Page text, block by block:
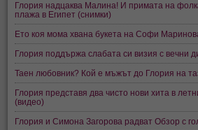
Глория надцаква Малина! И примата на
плажа в Египет (снимки)
Ето коя мома хвана букета на Софи
Глория поддържа слабата си визия с вечни
Таен любовник? Кой е мъжът до Глория на
Глория представя два чисто нови хита в
(видео)
Глория и Симона Загорова радват Обзор с